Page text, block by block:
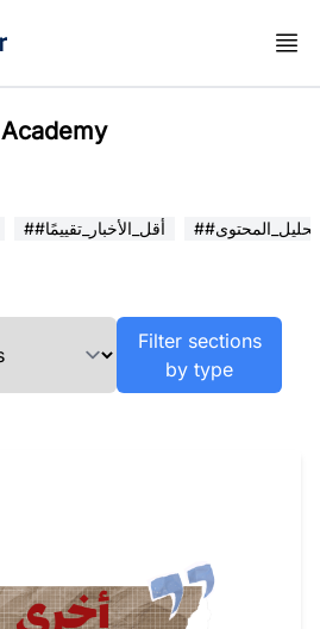
Academy
##أقل_الأخبار_تقييمًا ##تحليل_المحتوى
Filter sections
by type